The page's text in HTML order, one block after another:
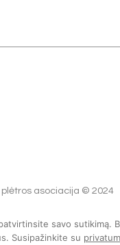
asociacija © 2024
savo
Susipažinkite su